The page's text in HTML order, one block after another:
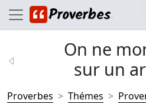
On ne
sur un
Proverbes Thémes